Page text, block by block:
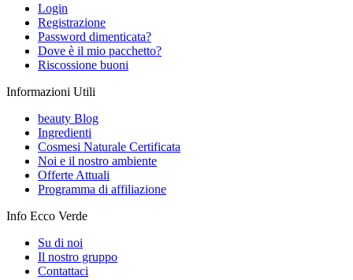
Login
Registrazione
Password dimenticata?
Dove è il mio pacchetto?
Riscossione buoni
Informazioni Utili
beauty Blog
Ingredienti
Cosmesi Naturale Certificata
Noi e il nostro ambiente
Offerte Attuali
Programma di affiliazione
Info Ecco Verde
Su di noi
Il nostro gruppo
Contattaci